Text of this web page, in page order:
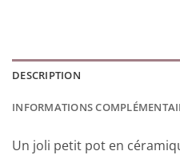
DESCRIPTION
INFORMATIONS
Un joli petit pot en